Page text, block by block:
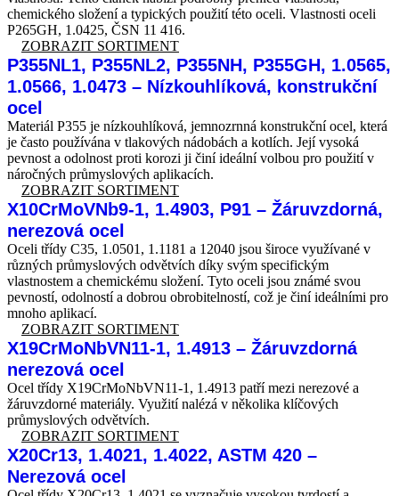
chemického složení a typických použití této oceli. Vlastnosti oceli
P265GH, 1.0425, ČSN 11 416.
ZOBRAZIT SORTIMENT
P355NL1, P355NL2, P355NH, P355GH, 1.0565,
1.0566, 1.0473 – Nízkouhlíková, konstrukční
ocel
Materiál P355 je nízkouhlíková, jemnozrnná konstrukční ocel, která
je často používána v tlakových nádobách a kotlích. Její vysoká
pevnost a odolnost proti korozi ji činí ideální volbou pro použití v
náročných průmyslových aplikacích.
ZOBRAZIT SORTIMENT
X10CrMoVNb9-1, 1.4903, P91 – Žáruvzdorná,
nerezová ocel
Oceli třídy C35, 1.0501, 1.1181 a 12040 jsou široce využívané v
různých průmyslových odvětvích díky svým specifickým
vlastnostem a chemickému složení. Tyto oceli jsou známé svou
pevností, odolností a dobrou obrobitelností, což je činí ideálními pro
mnoho aplikací.
ZOBRAZIT SORTIMENT
X19CrMoNbVN11-1, 1.4913 – Žáruvzdorná
nerezová ocel
Ocel třídy X19CrMoNbVN11-1, 1.4913 patří mezi nerezové a
žáruvzdorné materiály. Využití nalézá v několika klíčových
průmyslových odvětvích.
ZOBRAZIT SORTIMENT
X20Cr13, 1.4021, 1.4022, ASTM 420 –
Nerezová ocel